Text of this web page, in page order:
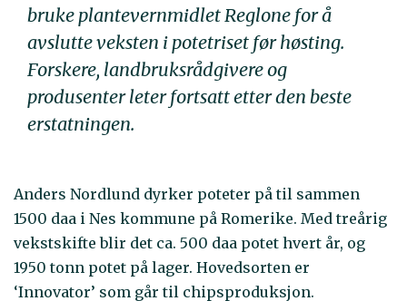
bruke plantevernmidlet Reglone for å
avslutte veksten i potetriset før høsting.
Forskere, landbruksrådgivere og
produsenter leter fortsatt etter den beste
erstatningen.
Anders Nordlund dyrker poteter på til sammen
1500 daa i Nes kommune på Romerike. Med treårig
vekstskifte blir det ca. 500 daa potet hvert år, og
1950 tonn potet på lager. Hovedsorten er
‘Innovator’ som går til chipsproduksjon.